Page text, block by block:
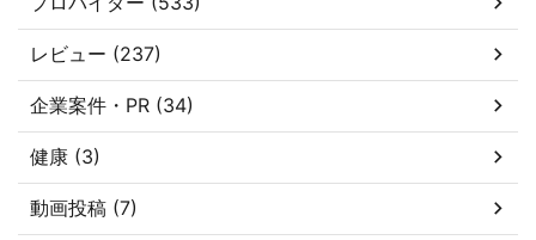
レビュー (237)
企業案件・PR (34)
健康 (3)
動画投稿 (7)